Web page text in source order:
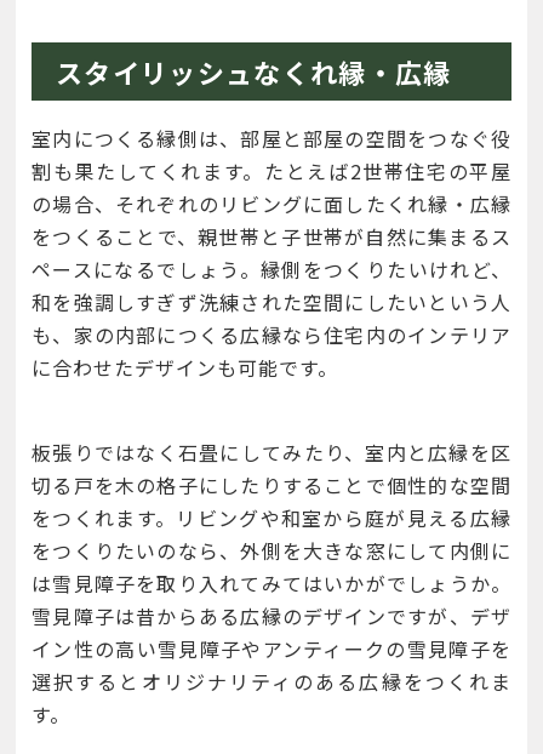
スタイリッシュなくれ縁・広縁
室内につくる縁側は、部屋と部屋の空間をつなぐ役
割も果たしてくれます。たとえば2世帯住宅の平屋
の場合、それぞれのリビングに面したくれ縁・広縁
をつくることで、親世帯と子世帯が自然に集まるス
ペースになるでしょう。縁側をつくりたいけれど、
和を強調しすぎず洗練された空間にしたいという人
も、家の内部につくる広縁なら住宅内のインテリア
に合わせたデザインも可能です。
板張りではなく石畳にしてみたり、室内と広縁を区
切る戸を木の格子にしたりすることで個性的な空間
をつくれます。リビングや和室から庭が見える広縁
をつくりたいのなら、外側を大きな窓にして内側に
は雪見障子を取り入れてみてはいかがでしょうか。
雪見障子は昔からある広縁のデザインですが、デザ
イン性の高い雪見障子やアンティークの雪見障子を
選択するとオリジナリティのある広縁をつくれま
す。